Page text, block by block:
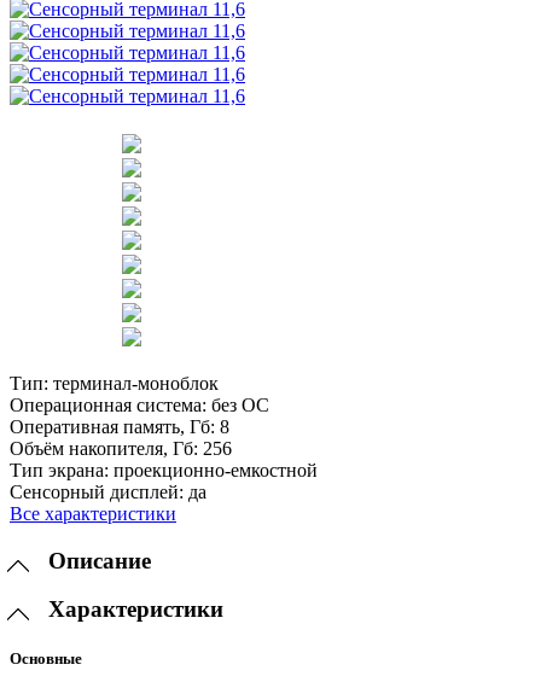
Тип: терминал-моноблок
Операционная система: без ОС
Оперативная память, Гб: 8
Объём накопителя, Гб: 256
Тип экрана: проекционно-емкостной
Сенсорный дисплей: да
Все характеристики
Описание
Характеристики
Основные